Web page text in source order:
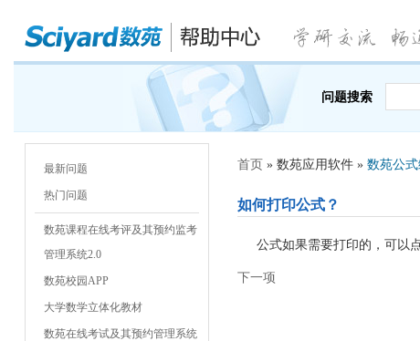
问题搜索
最新问题
热门问题
数苑课程在线考评及其预约监考
管理系统2.0
数苑校园APP
大学数学立体化教材
数苑在线考试及其预约管理系统
首页 » 数苑应用软件 » 数苑公式
如何打印公式？
公式如果需要打印的，可以
下一项